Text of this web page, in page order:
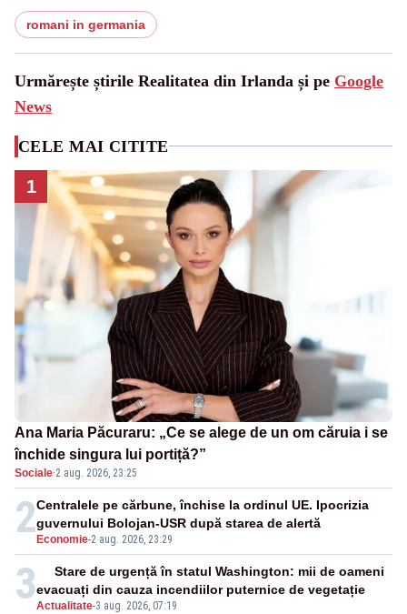
romani in germania
Urmărește știrile Realitatea din Irlanda și pe Google
News
CELE MAI CITITE
1
Ana Maria Păcuraru: „Ce se alege de un om căruia i se
închide singura lui portiță?”
Sociale·2 aug. 2026, 23:25
2 Economie-2 aug. 2026, 23:29
Centralele pe cărbune, închise la ordinul UE. Ipocrizia
guvernului Bolojan-USR după starea de alertă
3Actualitate-3 aug. 2026, 07:19
Stare de urgență în statul Washington: mii de oameni
evacuați din cauza incendiilor puternice de vegetație